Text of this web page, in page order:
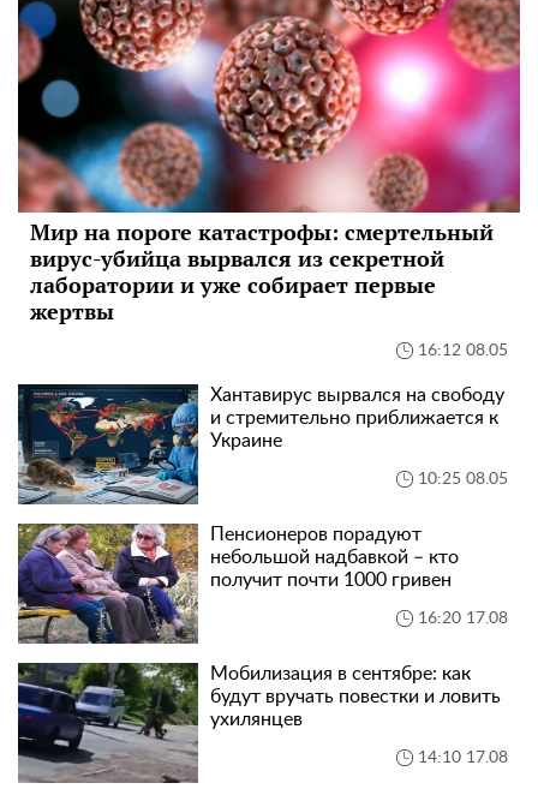
Мир на пороге катастрофы: смертельный
вирус-убийца вырвался из секретной
лаборатории и уже собирает первые
жертвы
16:12 08.05
Хантавирус вырвался на свободу
и стремительно приближается к
Украине
10:25 08.05
Пенсионеров порадуют
небольшой надбавкой – кто
получит почти 1000 гривен
16:20 17.08
Мобилизация в сентябре: как
будут вручать повестки и ловить
ухилянцев
14:10 17.08